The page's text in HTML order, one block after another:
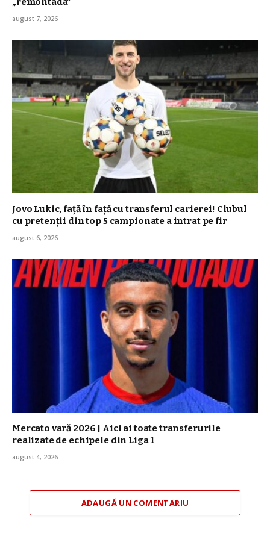
august 7, 2026
Jovo Lukic, față în față cu transferul carierei! Clubul
cu pretenții din top 5 campionate a intrat pe fir
august 6, 2026
Mercato vară 2026 | Aici ai toate transferurile
realizate de echipele din Liga 1
august 4, 2026
ADAUGĂ UN COMENTARIU